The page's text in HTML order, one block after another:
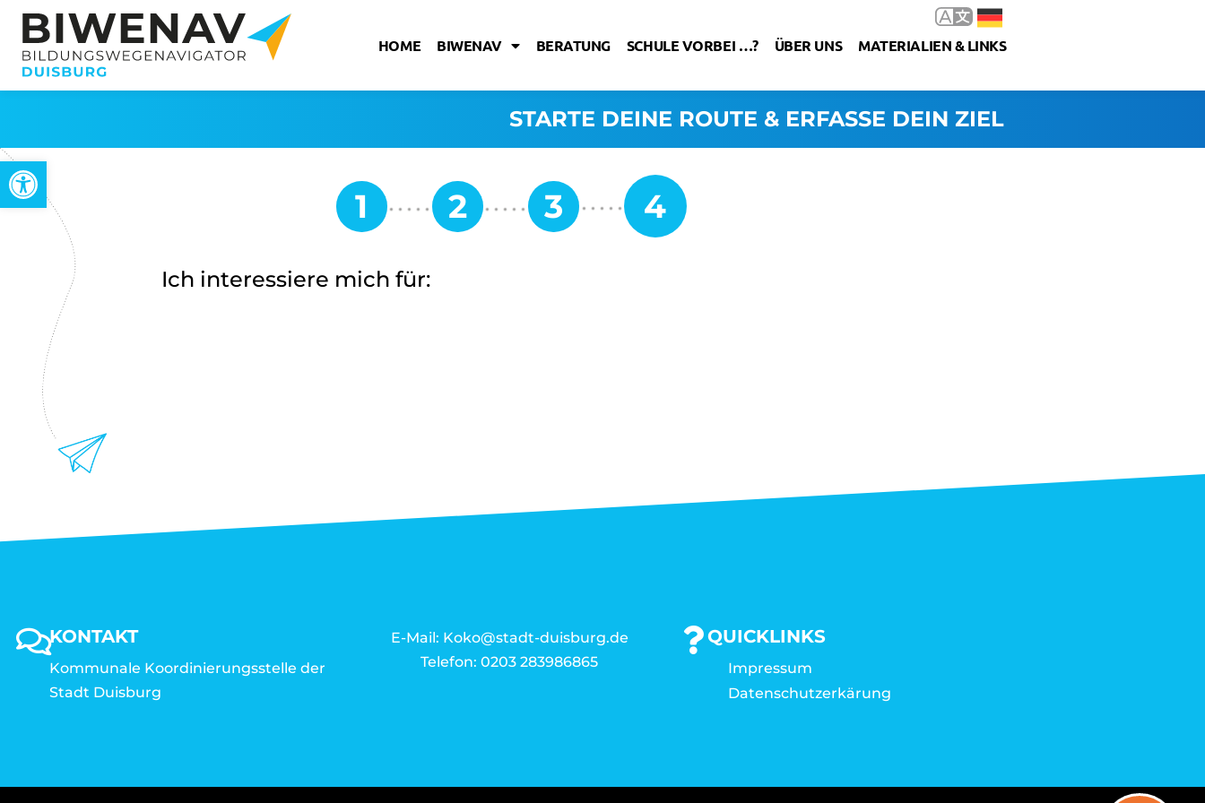
Werkzeugleiste öffnen
HOME BIWENAV BERATUNG SCHULE VORBEI …? ÜBER UNS MATERIALIEN & LINKS
STARTE DEINE ROUTE & ERFASSE DEIN ZIEL
Ich interessiere mich für:
KONTAKT
Kommunale Koordinierungsstelle der
Stadt Duisburg
E-Mail: Koko@stadt-duisburg.de
Telefon: 0203 283986865
QUICKLINKS
Impressum
Datenschutzerkärung